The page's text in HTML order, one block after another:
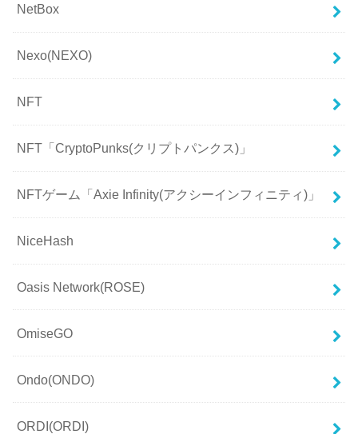
NetBox
Nexo(NEXO)
NFT
NFT「CryptoPunks(クリプトパンクス)」
NFTゲーム「Axie Infinity(アクシーインフィニティ)」
NiceHash
Oasis Network(ROSE)
OmiseGO
Ondo(ONDO)
ORDI(ORDI)